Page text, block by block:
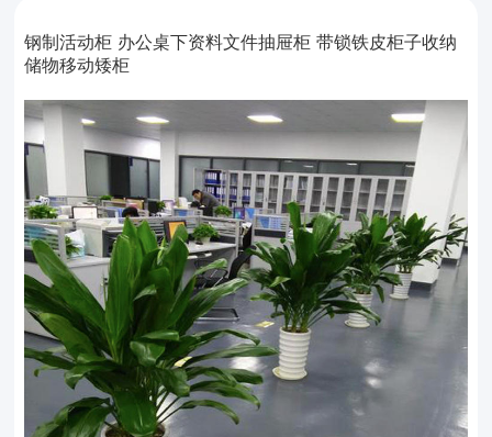
钢制活动柜 办公桌下资料文件抽屉柜 带锁铁皮柜子收纳
储物移动矮柜